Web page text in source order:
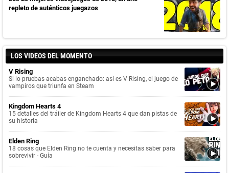
repleto de auténticos juegazos
LOS VIDEOS DEL MOMENTO
V Rising
Si lo pruebas acabas enganchado: así es V Rising, el juego de
vampiros que triunfa en Steam
Kingdom Hearts 4
15 detalles del tráiler de Kingdom Hearts 4 que dan pistas de
su historia
Elden Ring
18 cosas que Elden Ring no te cuenta y necesitas saber para
sobrevivir - Guía